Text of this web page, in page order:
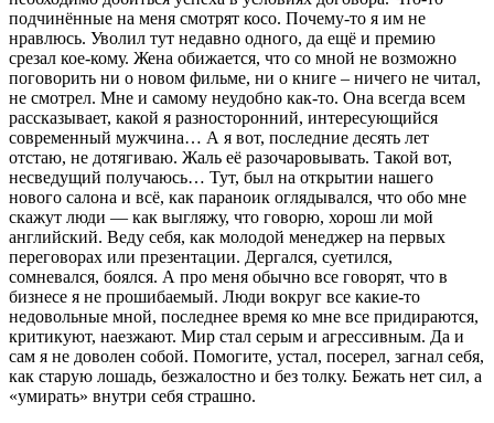
подчинённые на меня смотрят косо. Почему-то я им не
нравлюсь. Уволил тут недавно одного, да ещё и премию
срезал кое-кому. Жена обижается, что со мной не возможно
поговорить ни о новом фильме, ни о книге – ничего не читал,
не смотрел. Мне и самому неудобно как-то. Она всегда всем
рассказывает, какой я разносторонний, интересующийся
современный мужчина… А я вот, последние десять лет
отстаю, не дотягиваю. Жаль её разочаровывать. Такой вот,
несведущий получаюсь… Тут, был на открытии нашего
нового салона и всё, как параноик оглядывался, что обо мне
скажут люди — как выгляжу, что говорю, хорош ли мой
английский. Веду себя, как молодой менеджер на первых
переговорах или презентации. Дергался, суетился,
сомневался, боялся. А про меня обычно все говорят, что в
бизнесе я не прошибаемый. Люди вокруг все какие-то
недовольные мной, последнее время ко мне все придираются,
критикуют, наезжают. Мир стал серым и агрессивным. Да и
сам я не доволен собой. Помогите, устал, посерел, загнал себя,
как старую лошадь, безжалостно и без толку. Бежать нет сил, а
«умирать» внутри себя страшно.